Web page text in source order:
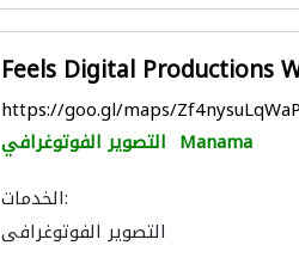
Feels Digital Productions
https://goo.gl/maps/
التصوير الفوتوغرافي Manama
الخدمات:
التصوير الفوتوغرافي